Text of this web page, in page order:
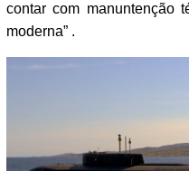
contar com manuntenção
moderna” .